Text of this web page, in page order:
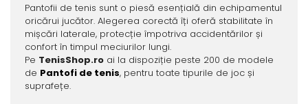
Pantofii de tenis sunt o piesă esențială din echipamentul
oricărui jucător. Alegerea corectă îți oferă stabilitate în
mișcări laterale, protecție împotriva accidentărilor și
confort în timpul meciurilor lungi.
Pe TenisShop.roai la dispoziție peste 200 de modele
de Pantofi de tenis, pentru toate tipurile de joc și
suprafețe.